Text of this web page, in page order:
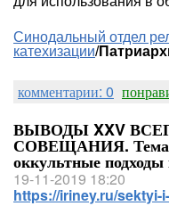
Синодальный отдел
катехизации/
комментарии: 0
ВЫВОДЫ XXV
СОВЕЩАНИЯ. Тема
оккультные подходы
19-11-2019 18:20
https://iriney.ru/sektyi-